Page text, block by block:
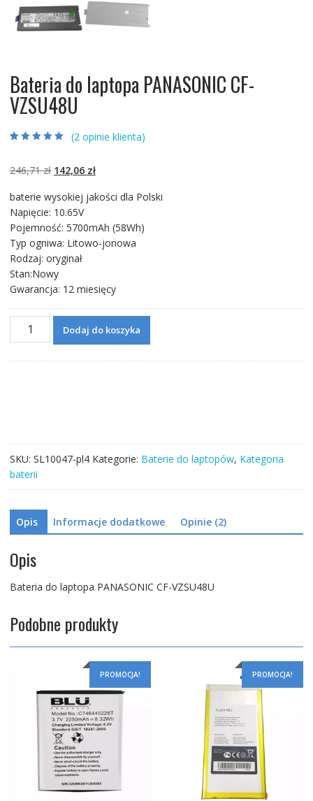
Bateria do laptopa PANASONIC CF-
VZSU48U
podstawie
klientów
(2opinie klienta)
246,71zł Pierwotna
wynosiła:
246,71 zł.
142,06 złAktualna
wynosi:
baterie wysokiej jakości dla Polski
Napięcie: 10.65V
Pojemność: 5700mAh (58Wh)
Typ ogniwa: Litowo-jonowa
Rodzaj: oryginał
Stan:Nowy
Gwarancja: 12 miesięcy
Bateria
Dodaj do koszyka
SKU: SL10047-pl4 Kategorie: Baterie do laptopów, Kategoria
baterii
Opis Informacje dodatkowe Opinie (2)
Opis
Bateria do laptopa PANASONIC CF-VZSU48U
Podobne produkty
PROMOCJA! PROMOCJA!